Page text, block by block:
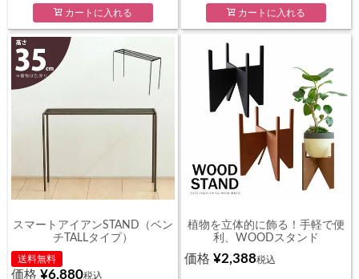
カートに入れる カートに入れる
スマートアイアンSTAND（ベン
チTALLタイプ）
送料無料
価格 ¥6,880税込
植物を立体的に飾る！手軽で便
利、WOODスタンド
価格 ¥2,388税込